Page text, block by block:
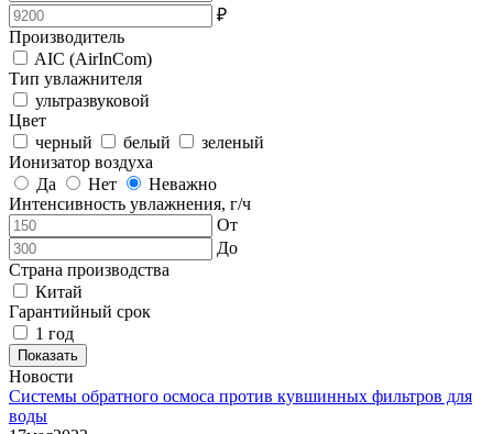
₽
Производитель
AIC (AirInCom)
Тип увлажнителя
ультразвуковой
Цвет
черный
белый
зеленый
Ионизатор воздуха
Да
Нет
Неважно
Интенсивность увлажнения, г/ч
От
До
Страна производства
Китай
Гарантийный срок
1 год
Показать
Новости
Системы обратного осмоса против кувшинных фильтров для
воды